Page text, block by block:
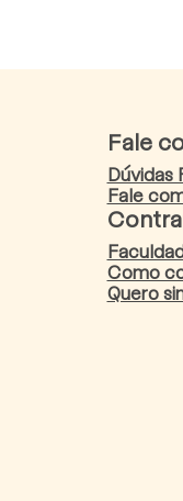
Fale
Dúvidas
Fale
Como
Quero